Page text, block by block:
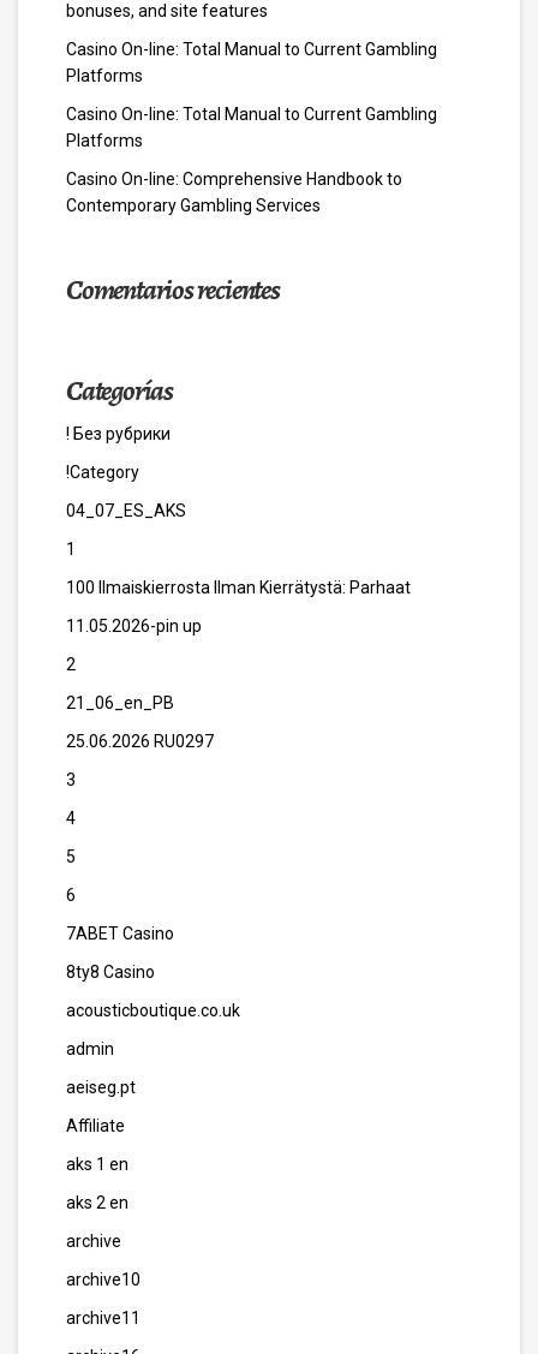
bonuses, and site features
Casino On-line: Total Manual to Current Gambling
Platforms
Casino On-line: Total Manual to Current Gambling
Platforms
Casino On-line: Comprehensive Handbook to
Contemporary Gambling Services
Comentarios recientes
Categorías
! Без рубрики
!Category
04_07_ES_AKS
1
100 Ilmaiskierrosta Ilman Kierrätystä: Parhaat
11.05.2026-pin up
2
21_06_en_PB
25.06.2026 RU0297
3
4
5
6
7ABET Casino
8ty8 Casino
acousticboutique.co.uk
admin
aeiseg.pt
Affiliate
aks 1 en
aks 2 en
archive
archive10
archive11